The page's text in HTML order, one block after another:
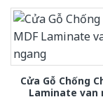
Cửa Gỗ Chống
Laminate van